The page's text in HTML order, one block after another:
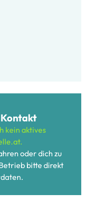
kein aktives
oder dich zu
bitte direkt